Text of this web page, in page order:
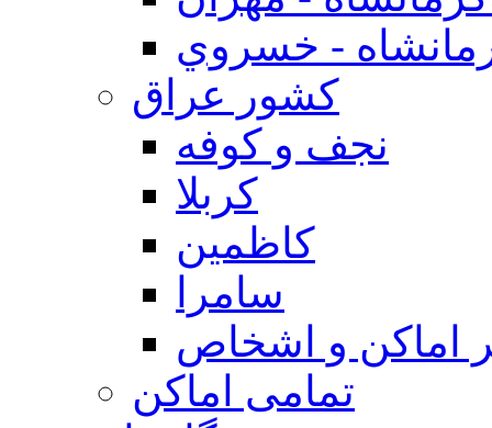
- خسروي
كشور عراق
نجف و كوفه
كربلا
كاظمين
سامرا
اماكن و اشخاص
تمامی اماکن